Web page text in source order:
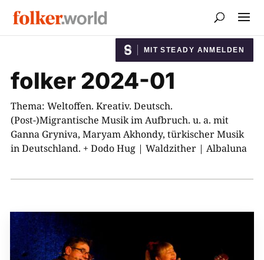
MIT STEADY ANMELDEN
folker 2024-01
Thema: Weltoffen. Kreativ. Deutsch.
(Post-)Migrantische Musik im Aufbruch. u. a. mit
Ganna Gryniva, Maryam Akhondy, türkischer Musik
in Deutschland. + Dodo Hug | Waldzither | Albaluna